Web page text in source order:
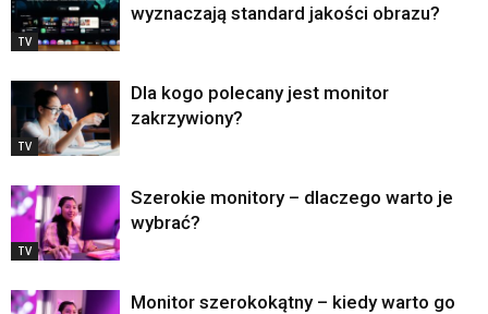
TV
wyznaczają standard jakości obrazu?
TV
Dla kogo polecany jest monitor
zakrzywiony?
TV
Szerokie monitory – dlaczego warto je
wybrać?
Monitor szerokokątny – kiedy warto go